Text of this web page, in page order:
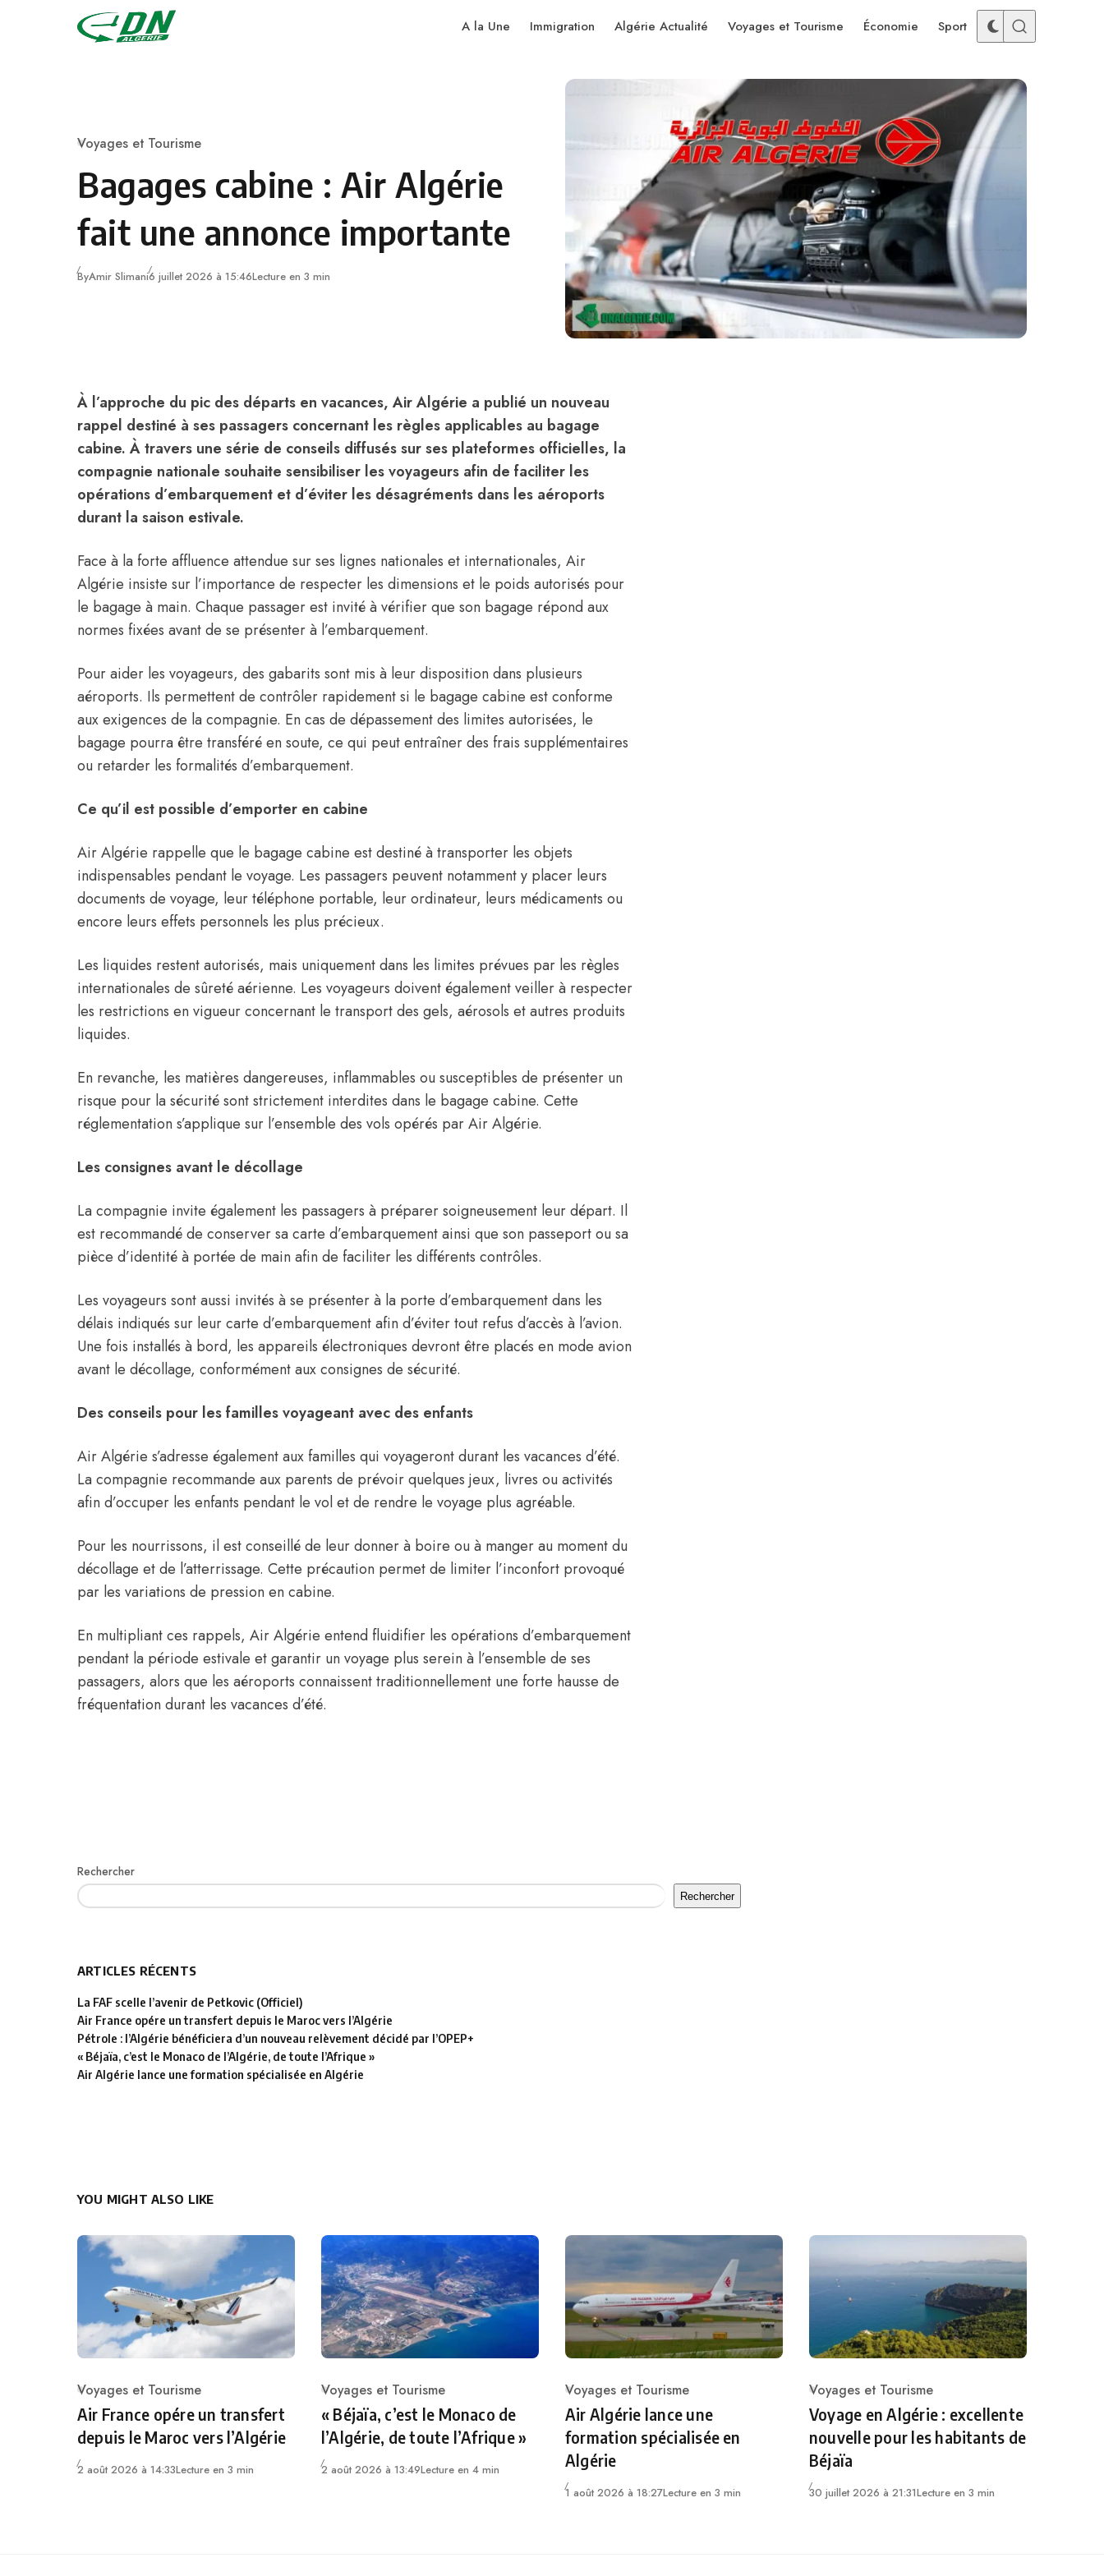
Skip to content
A la Une Immigration Algérie Actualité Voyages et Tourisme Économie Sport
Category
Voyages et Tourisme
Bagages cabine : Air Algérie
fait une annonce importante
ByAmir Slimani6 juillet 2026 à 15:46Lecture en 3 min
À l’approche du pic des départs en vacances, Air Algérie a publié un nouveau
rappel destiné à ses passagers concernant les règles applicables au bagage
cabine. À travers une série de conseils diffusés sur ses plateformes officielles, la
compagnie nationale souhaite sensibiliser les voyageurs afin de faciliter les
opérations d’embarquement et d’éviter les désagréments dans les aéroports
durant la saison estivale.
Face à la forte affluence attendue sur ses lignes nationales et internationales, Air
Algérie insiste sur l’importance de respecter les dimensions et le poids autorisés pour
le bagage à main. Chaque passager est invité à vérifier que son bagage répond aux
normes fixées avant de se présenter à l’embarquement.
Pour aider les voyageurs, des gabarits sont mis à leur disposition dans plusieurs
aéroports. Ils permettent de contrôler rapidement si le bagage cabine est conforme
aux exigences de la compagnie. En cas de dépassement des limites autorisées, le
bagage pourra être transféré en soute, ce qui peut entraîner des frais supplémentaires
ou retarder les formalités d’embarquement.
Ce qu’il est possible d’emporter en cabine
Air Algérie rappelle que le bagage cabine est destiné à transporter les objets
indispensables pendant le voyage. Les passagers peuvent notamment y placer leurs
documents de voyage, leur téléphone portable, leur ordinateur, leurs médicaments ou
encore leurs effets personnels les plus précieux.
Les liquides restent autorisés, mais uniquement dans les limites prévues par les règles
internationales de sûreté aérienne. Les voyageurs doivent également veiller à respecter
les restrictions en vigueur concernant le transport des gels, aérosols et autres produits
liquides.
En revanche, les matières dangereuses, inflammables ou susceptibles de présenter un
risque pour la sécurité sont strictement interdites dans le bagage cabine. Cette
réglementation s’applique sur l’ensemble des vols opérés par Air Algérie.
Les consignes avant le décollage
La compagnie invite également les passagers à préparer soigneusement leur départ. Il
est recommandé de conserver sa carte d’embarquement ainsi que son passeport ou sa
pièce d’identité à portée de main afin de faciliter les différents contrôles.
Les voyageurs sont aussi invités à se présenter à la porte d’embarquement dans les
délais indiqués sur leur carte d’embarquement afin d’éviter tout refus d’accès à l’avion.
Une fois installés à bord, les appareils électroniques devront être placés en mode avion
avant le décollage, conformément aux consignes de sécurité.
Des conseils pour les familles voyageant avec des enfants
Air Algérie s’adresse également aux familles qui voyageront durant les vacances d’été.
La compagnie recommande aux parents de prévoir quelques jeux, livres ou activités
afin d’occuper les enfants pendant le vol et de rendre le voyage plus agréable.
Pour les nourrissons, il est conseillé de leur donner à boire ou à manger au moment du
décollage et de l’atterrissage. Cette précaution permet de limiter l’inconfort provoqué
par les variations de pression en cabine.
En multipliant ces rappels, Air Algérie entend fluidifier les opérations d’embarquement
pendant la période estivale et garantir un voyage plus serein à l’ensemble de ses
passagers, alors que les aéroports connaissent traditionnellement une forte hausse de
fréquentation durant les vacances d’été.
Rechercher
Rechercher
ARTICLES RÉCENTS
La FAF scelle l’avenir de Petkovic (Officiel)
Air France opére un transfert depuis le Maroc vers l’Algérie
Pétrole : l’Algérie bénéficiera d’un nouveau relèvement décidé par l’OPEP+
« Béjaïa, c’est le Monaco de l’Algérie, de toute l’Afrique »
Air Algérie lance une formation spécialisée en Algérie
YOU MIGHT ALSO LIKE
Category
Voyages et Tourisme
Air France opére un transfert
depuis le Maroc vers l’Algérie
2 août 2026 à 14:33Lecture en 3 min
Category
Voyages et Tourisme
« Béjaïa, c’est le Monaco de
l’Algérie, de toute l’Afrique »
2 août 2026 à 13:49Lecture en 4 min
Category
Voyages et Tourisme
Air Algérie lance une
formation spécialisée en
Algérie
1 août 2026 à 18:27Lecture en 3 min
Category
Voyages et Tourisme
Voyage en Algérie : excellente
nouvelle pour les habitants de
Béjaïa
30 juillet 2026 à 21:31Lecture en 3 min